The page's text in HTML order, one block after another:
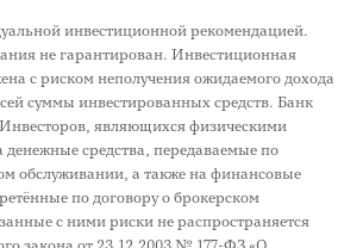
инвестиционной рекомендацией.
не гарантирован. Инвестиционная
с риском неполучения ожидаемого дохода
суммы инвестированных средств. Банк
являющихся физическими
средства, передаваемые по
обслуживании, а также на финансовые
по договору о брокерском
с ними риски не распространяется